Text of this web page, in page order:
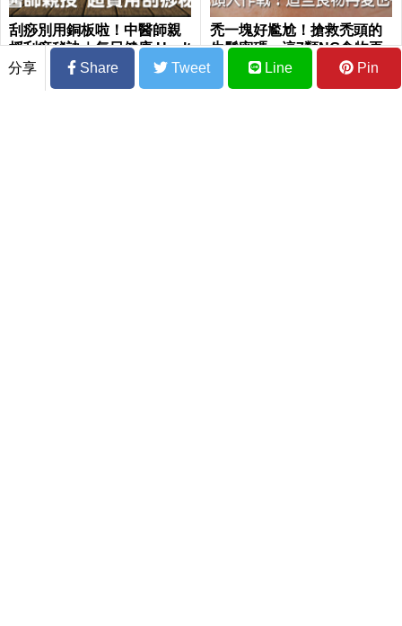
刮痧別用銅板啦！中醫師親
授刮痧秘訣｜每日健康 Healt
h
禿一塊好尷尬！搶救禿頭的
生髮密碼：這7類NG食物再
愛也不能吃，等毛囊萎縮就
來不及了｜每日健康 Health
分享 Share Tweet Line Pin